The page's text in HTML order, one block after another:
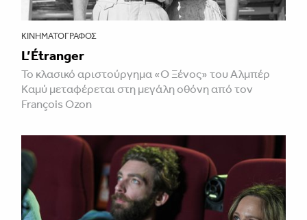
ΚΙΝΗΜΑΤΟΓΡΆΦΟΣ
L’Étranger
Το κλασικό αριστούργημα «Ο Ξένος» του Αλμπέρ
Καμύ μεταφέρεται στη μεγάλη οθόνη από τον
François Ozon